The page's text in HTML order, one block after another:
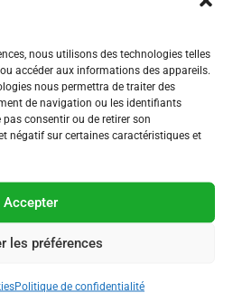
nous utilisons des technologies telles
accéder aux informations des appareils.
nous permettra de traiter des
de navigation ou les identifiants
consentir ou de retirer son
négatif sur certaines caractéristiques et
Accepter
les préférences
Politique de confidentialité
organisé par AFSEP